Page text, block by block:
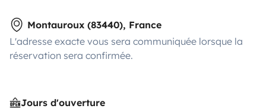
Montauroux (83440), France
L'adresse exacte vous sera communiquée lorsque la
réservation sera confirmée.
Jours d'ouverture